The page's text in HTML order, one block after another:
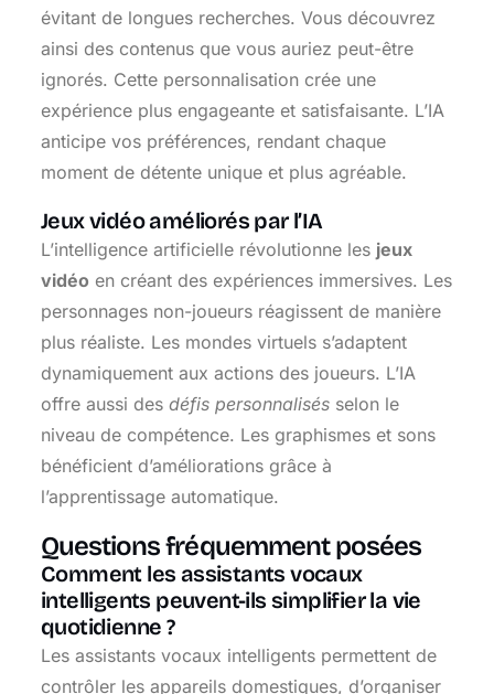
évitant de longues recherches. Vous découvrez
ainsi des contenus que vous auriez peut-être
ignorés. Cette personnalisation crée une
expérience plus engageante et satisfaisante. L’IA
anticipe vos préférences, rendant chaque
moment de détente unique et plus agréable.
Jeux vidéo améliorés par l’IA
L’intelligence artificielle révolutionne les jeux
vidéo en créant des expériences immersives. Les
personnages non-joueurs réagissent de manière
plus réaliste. Les mondes virtuels s’adaptent
dynamiquement aux actions des joueurs. L’IA
offre aussi des défis personnalisés selon le
niveau de compétence. Les graphismes et sons
bénéficient d’améliorations grâce à
l’apprentissage automatique.
Questions fréquemment posées
Comment les assistants vocaux
intelligents peuvent-ils simplifier la vie
quotidienne ?
Les assistants vocaux intelligents permettent de
contrôler les appareils domestiques, d’organiser